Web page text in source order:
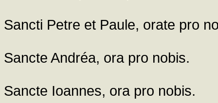
Sancti Petre et Paule, orate pro
Sancte Andréa, ora pro nobis.
Sancte Ioannes, ora pro nobis.